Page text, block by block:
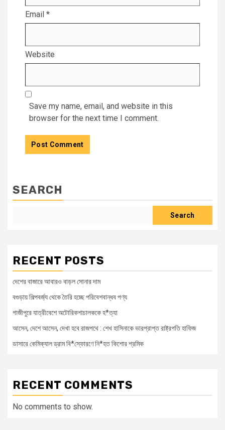
Email *
Website
Save my name, email, and website in this
browser for the next time I comment.
SEARCH
Search
RECENT POSTS
দেশের বাজারে আবারও বাড়ল সোনার দাম
বগুড়ায় শিল্পবর্জ্য থেকে তৈরি হচ্ছে পরিবেশবান্ধব পণ্য
গাজীপুরে যাত্রীবেশে অটোরিকশাচালককে হ*ত্যা
আসেন, দেশে আসেন, দেখা হবে রাজপথে : শেখ হাসিনাকে ভারপ্রাপ্ত রাষ্ট্রপতি হাফিজ
ডাসারে কেমিক্যাল ড্রাম বি*স্ফোরণে নি*হত কিশোর শ্রমিক
RECENT COMMENTS
No comments to show.